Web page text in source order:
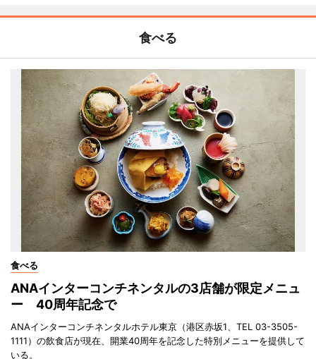
食べる
食べる
ANAインターコンチネンタルの3店舗が限定メニュ
ー 40周年記念で
ANAインターコンチネンタルホテル東京（港区赤坂1、TEL 03-3505-
1111）の飲食店が現在、開業40周年を記念した特別メニューを提供して
いる。